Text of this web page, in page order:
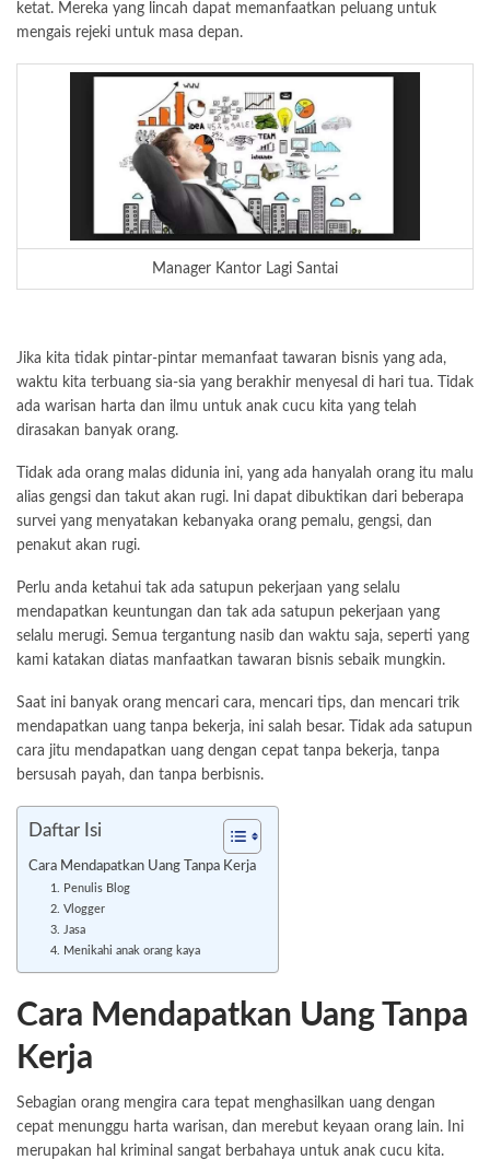
ketat. Mereka yang lincah dapat memanfaatkan peluang untuk
mengais rejeki untuk masa depan.
Manager Kantor Lagi Santai
Jika kita tidak pintar-pintar memanfaat tawaran bisnis yang ada,
waktu kita terbuang sia-sia yang berakhir menyesal di hari tua. Tidak
ada warisan harta dan ilmu untuk anak cucu kita yang telah
dirasakan banyak orang.
Tidak ada orang malas didunia ini, yang ada hanyalah orang itu malu
alias gengsi dan takut akan rugi. Ini dapat dibuktikan dari beberapa
survei yang menyatakan kebanyaka orang pemalu, gengsi, dan
penakut akan rugi.
Perlu anda ketahui tak ada satupun pekerjaan yang selalu
mendapatkan keuntungan dan tak ada satupun pekerjaan yang
selalu merugi. Semua tergantung nasib dan waktu saja, seperti yang
kami katakan diatas manfaatkan tawaran bisnis sebaik mungkin.
Saat ini banyak orang mencari cara, mencari tips, dan mencari trik
mendapatkan uang tanpa bekerja, ini salah besar. Tidak ada satupun
cara jitu mendapatkan uang dengan cepat tanpa bekerja, tanpa
bersusah payah, dan tanpa berbisnis.
Daftar Isi
Cara Mendapatkan Uang Tanpa Kerja
1. Penulis Blog
2. Vlogger
3. Jasa
4. Menikahi anak orang kaya
Cara Mendapatkan Uang Tanpa
Kerja
Sebagian orang mengira cara tepat menghasilkan uang dengan
cepat menunggu harta warisan, dan merebut keyaan orang lain. Ini
merupakan hal kriminal sangat berbahaya untuk anak cucu kita.